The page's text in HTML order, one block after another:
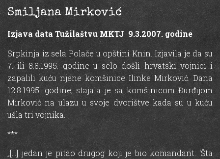
Smiljana Mirković
Izjava data Tužilaštvu MKTJ 9.3.2007. godine
Srpkinja iz sela Polače u opštini Knin. Izjavila je da su
7. ili 8.8.1995. godine u selo došli hrvatski vojnici i
zapalili kuću njene komšinice Ilinke Mirković. Dana
12.8.1995. godine, stajala je sa komšinicom Đurđijom
Mirković na ulazu u svoje dvorištve kada su u kuću
ušla tri vojnika.
***
„[…] jedan je pitao drugog koji je bio komandant: ‘Šta